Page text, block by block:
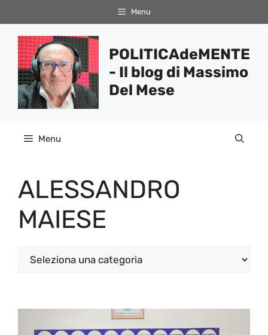
al
contenuto
Menu
POLITICAdeMENTE
- Il blog di Massimo
Del Mese
Menu
ALESSANDRO
MAIESE
Categorie